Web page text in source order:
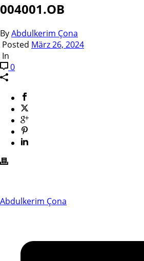
004001.OB
ByAbdulkerim Çona
Posted März 26, 2024
In
0
Abdulkerim Çona